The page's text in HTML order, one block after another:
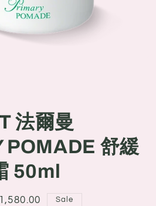
法爾曼
POMADE 舒緩
50ml
Sale